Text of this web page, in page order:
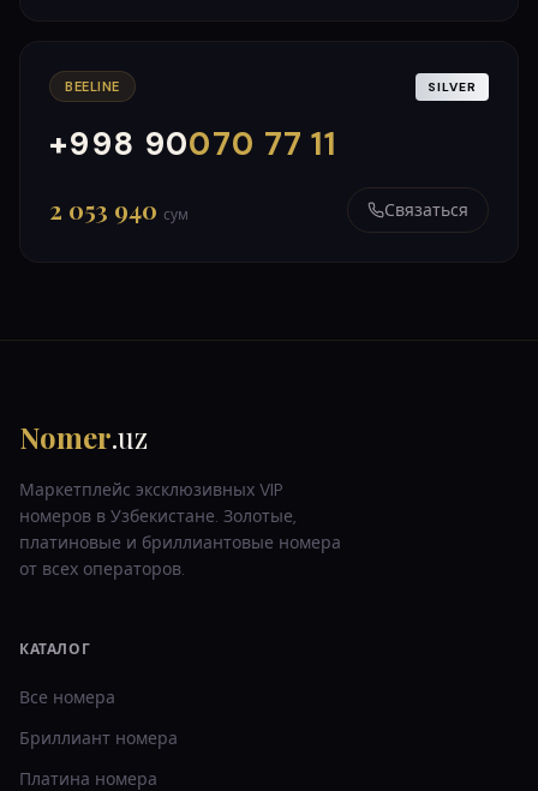
BEELINE SILVER
+998 90070 77 11
000
999
2 053 940 сум Связаться
Nomer.uz
Маркетплейс эксклюзивных VIP
номеров в Узбекистане. Золотые,
платиновые и бриллиантовые номера
от всех операторов.
КАТАЛОГ
Все номера
Бриллиант номера
Платина номера